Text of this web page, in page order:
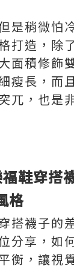
是稍微怕
打造，除
面積修飾
瘦長，而
兀，也是
鞋穿搭
格
搭襪子的
分享，如
衡，讓視